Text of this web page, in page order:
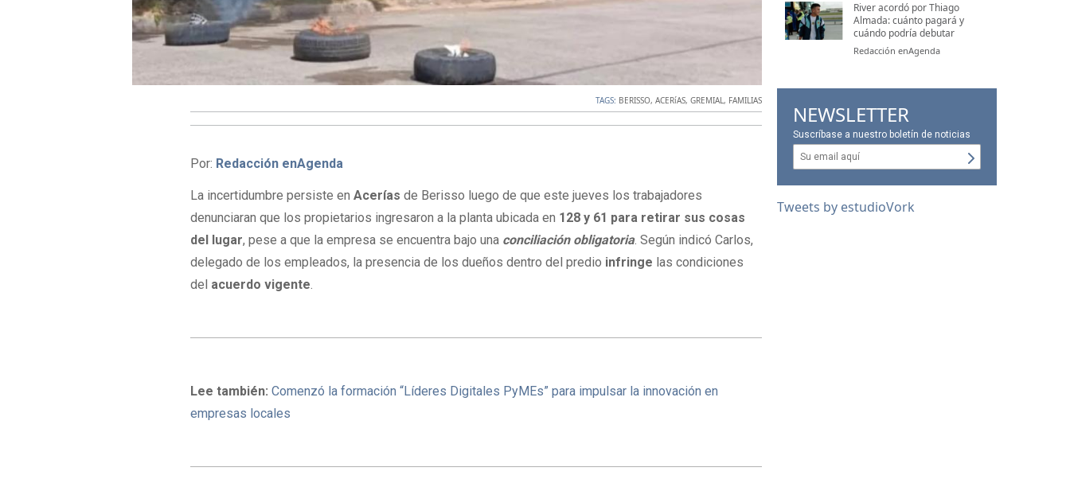
TAGS: BERISSO,ACERíAS,GREMIAL, FAMILIAS
Por: Redacción enAgenda
La incertidumbre persiste enAcerías de Berisso luego de que este jueves los trabajadores
denunciaran que los propietarios ingresaron a la planta ubicada en 128 y 61 para retirar sus cosas
del lugar, pese a que la empresa se encuentra bajo una conciliación obligatoria. Según indicó Carlos,
delegado de los empleados, la presencia de los dueños dentro del predio infringe las condiciones
del acuerdo vigente.
Lee también: Comenzó la formación “Líderes Digitales PyMEs” para impulsar la innovación en
empresas locales
River acordó por Thiago
Almada: cuánto pagará y
cuándo podría debutar
Redacción enAgenda
NEWSLETTER
Suscríbase a nuestro boletín de noticias
Tweets by estudioVork